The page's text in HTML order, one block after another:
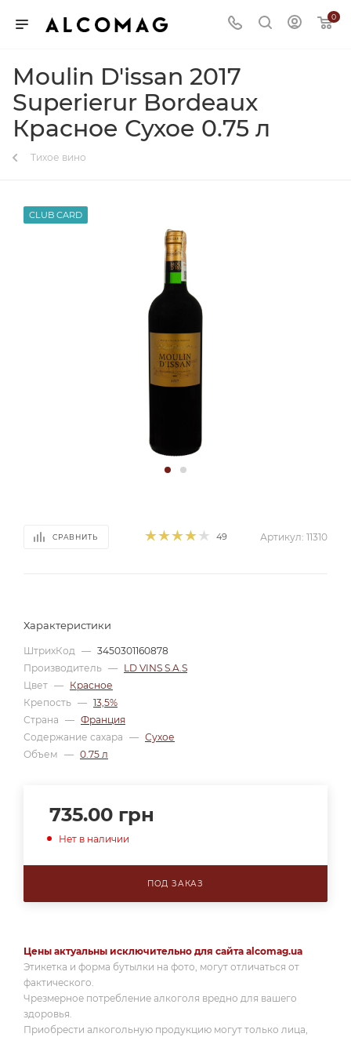
0
Moulin D'issan 2017
Superierur Bordeaux
Красное Сухое 0.75 л
Тихое вино
CLUB CARD
СРАВНИТЬ 49 Артикул: 11310
Характеристики
ШтрихКод — 3450301160878
Производитель — LD VINS S.A.S
Цвет — Красное
Крепость — 13,5%
Страна — Франция
Содержание сахара — Сухое
Объем — 0.75 л
735.00 грн
Нет в наличии
ПОД ЗАКАЗ
Цены актуальны исключительно для сайта alcomag.ua
Этикетка и форма бутылки на фото, могут отличаться от
фактического.
Чрезмерное потребление алкоголя вредно для вашего
здоровья.
Приобрести алкогольную продукцию могут только лица,